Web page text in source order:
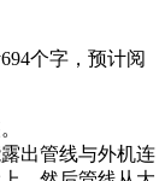
个字，预计阅
出管线与外机连